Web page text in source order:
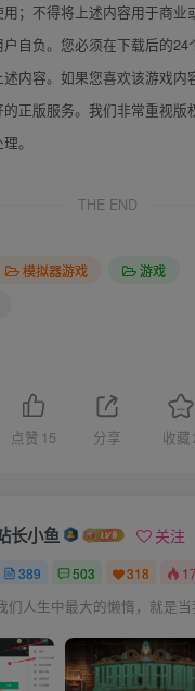
；不得将上述内容用于商业
自负。您必须在下载后的24
内容。如果您喜欢该游戏内
正版服务。我们非常重视版
。
THE END
模拟器游戏
游戏
点赞 15 分享 收藏
长小鱼 关注
389 503 318